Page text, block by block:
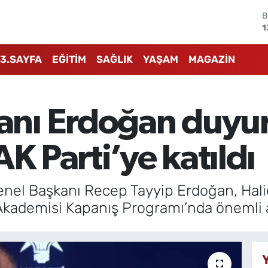
3.SAYFA EĞİTİM SAĞLIK YAŞAM MAGAZİN
Erdoğan
Parti’ye katıldı
Başkanı Recep Tayyip Erdoğan,
Kapanış Programı’nda